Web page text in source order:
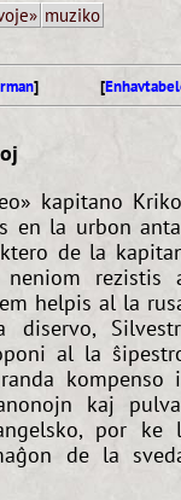
muziko
] [
kapitano
en la urbon
de la
neniom rezistis
helpis al la
al la
kompenso
kaj
por ke
de la